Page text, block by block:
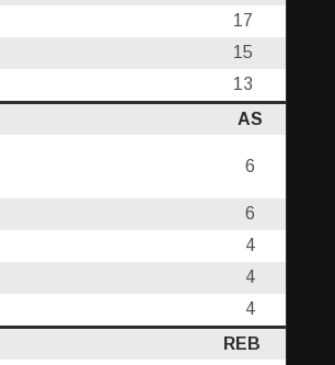
17
15
13
AS
6
6
4
4
4
REB